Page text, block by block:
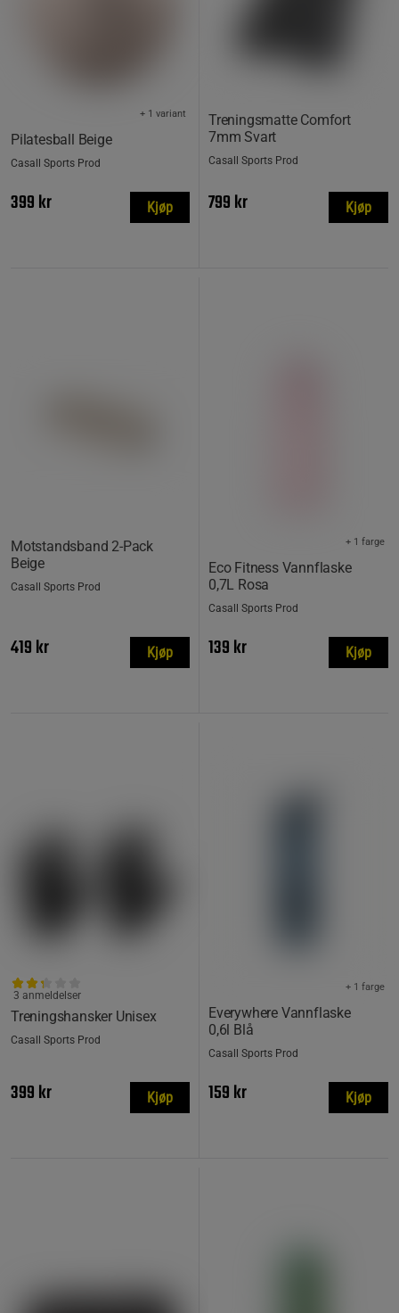
Pilatesball Beige
+ 1 variant
Casall Sports Prod
399 kr Kjøp
Treningsmatte Comfort
7mm Svart
Casall Sports Prod
799 kr Kjøp
Motstandsband 2-Pack
Beige
Casall Sports Prod
419 kr Kjøp
Eco Fitness Vannflaske
0,7L Rosa
+ 1 farge
Casall Sports Prod
139 kr Kjøp
Treningshansker Unisex
3 anmeldelser
Casall Sports Prod
399 kr Kjøp
Everywhere Vannflaske
0,6l Blå
+ 1 farge
Casall Sports Prod
159 kr Kjøp